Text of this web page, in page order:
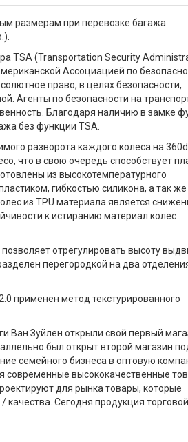
размерам при перевозке багажа
TSA (Transportation Security
Ассоциацией по
право, в целях безопасности,
Агенты по безопасности на
Благодаря наличию в замке
без функции TSA.
разворота каждого колеса на 360d.
что в свою очередь способствует
из высокотемпературного
гибкостью силикона, а так
из TPU материала является
к истиранию материал колес
отрегулировать высоту
перегородкой на два
применен метод текстурированного
Ван Зуйлен открыли свой первый
был открыт второй магазин
семейного бизнеса в оптовую
современные высококачественные
для рынка товары, которые
Сегодня продукция